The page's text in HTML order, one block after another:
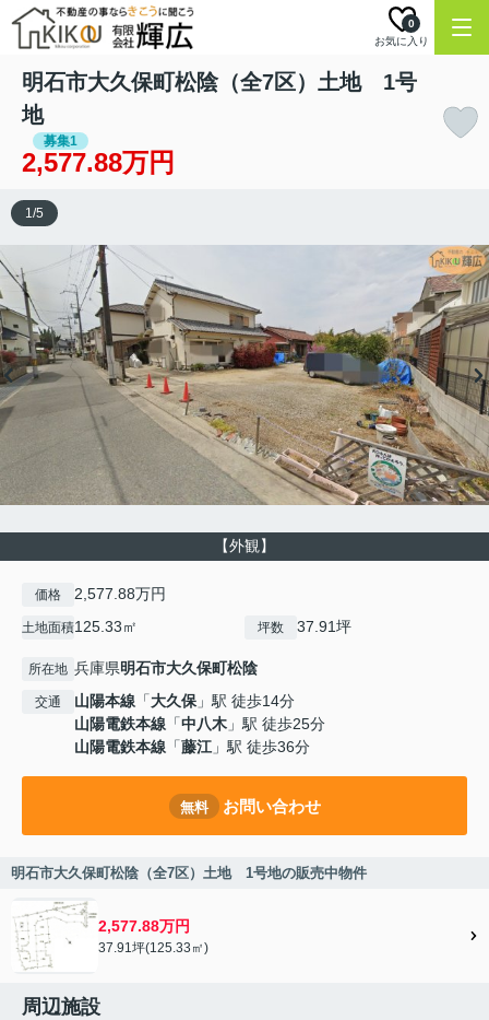
お気に入り
0
明石市大久保町松陰（全7区）土地 1号
地
募集1
2,577.88万円
【外観】
1/5
価格 2,577.88万円
土地面積125.33㎡ 坪数 37.91坪
所在地 兵庫県明石市大久保町松陰
交通 山陽本線 「大久保」駅 徒歩14分
山陽電鉄本線 「中八木 」駅 徒歩25分
山陽電鉄本線 「藤江」駅 徒歩36分
無料 お問い合わせ
明石市大久保町松陰（全7区）土地 1号地の販売中物件
2,577.88万円
37.91坪(125.33㎡)
周辺施設